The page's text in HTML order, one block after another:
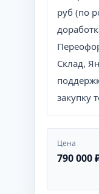
руб (по
Склад,
закупку
Цена
790 000